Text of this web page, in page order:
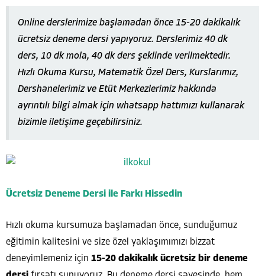
Online derslerimize başlamadan önce 15-20 dakikalık
ücretsiz deneme dersi yapıyoruz. Derslerimiz 40 dk
ders, 10 dk mola, 40 dk ders şeklinde verilmektedir.
Hızlı Okuma Kursu, Matematik Özel Ders, Kurslarımız,
Dershanelerimiz ve Etüt Merkezlerimiz hakkında
ayrıntılı bilgi almak için whatsapp hattımızı kullanarak
bizimle iletişime geçebilirsiniz.
Ücretsiz Deneme Dersi ile Farkı Hissedin
Hızlı okuma kursumuza başlamadan önce, sunduğumuz
eğitimin kalitesini ve size özel yaklaşımımızı bizzat
deneyimlemeniz için 15-20 dakikalık ücretsiz bir deneme